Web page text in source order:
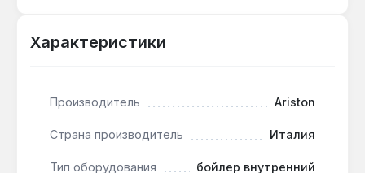
разработан для газовых котлов Ariston Genia
Достаточный запас для семьи: 60 л горячей
использования душа и кухонной мойки —
подходит для квартир и частных домов с 2-3
Характеристики
Производитель Ariston
Страна производитель Италия
Тип оборудования бойлер внутренний